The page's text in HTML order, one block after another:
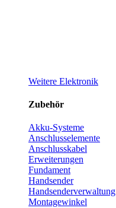
Weitere Elektronik
Zubehör
Akku-Systeme
Anschlusselemente
Anschlusskabel
Erweiterungen
Fundament
Handsender
Handsenderverwaltung
Montagewinkel